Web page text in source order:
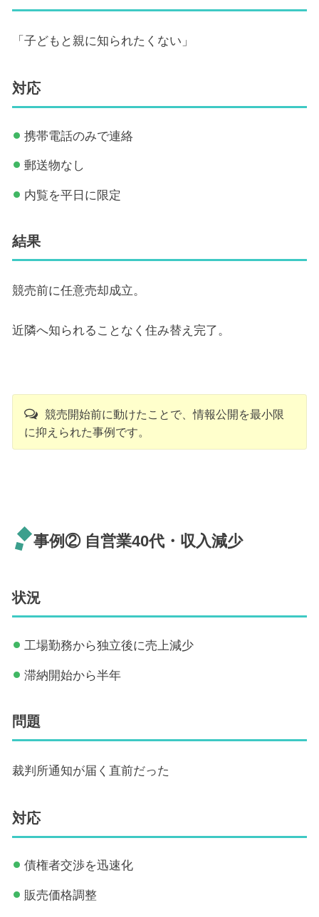
「子どもと親に知られたくない」
対応
携帯電話のみで連絡
郵送物なし
内覧を平日に限定
結果
競売前に任意売却成立。
近隣へ知られることなく住み替え完了。
競売開始前に動けたことで、情報公開を最小限
に抑えられた事例です。
事例② 自営業40代・収入減少
状況
工場勤務から独立後に売上減少
滞納開始から半年
問題
裁判所通知が届く直前だった
対応
債権者交渉を迅速化
販売価格調整